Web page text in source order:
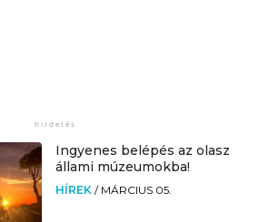
Ingyenes belépés az olasz
állami múzeumokba!
HÍREK / MÁRCIUS 05.